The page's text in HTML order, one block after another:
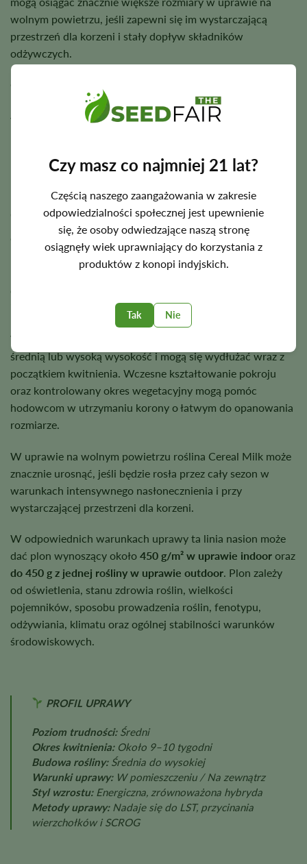
Czy masz co najmniej 21 lat?
Częścią naszego zaangażowania w zakresie
odpowiedzialności społecznej jest upewnienie
się, że osoby odwiedzające naszą stronę
osiągnęły wiek uprawniający do korzystania z
produktów z konopi indyjskich.
Tak Nie
wolnym powietrzu, jeśli zapewni się im wystarczającą
przestrzeń dla korzeni i stały dopływ składników
odżywczych.
lub w systemach hydroponicznych. Niezależnie od
wybranego podłoża, stabilna temperatura, zrównoważone
Okres kwitnienia, wysokość i potencjał plonowy
Odmiana Cereal Milk zazwyczaj kończy kwitnienie w
uprawie indoor po około
9–10 tygodniach
. Termin zbiorów
może się nieznacznie różnić w zależności od fenotypu,
dlatego dojrzałość kwiatów należy oceniać na podstawie
ich stanu, a nie kierować się wyłącznie datą kalendarzową.
W uprawie w pomieszczeniach rośliny mogą osiągać
średnią lub wysoką wysokość i mogą się wydłużać wraz z
początkiem kwitnienia. Wczesne kształtowanie pokroju
oraz kontrolowany okres wegetacyjny mogą pomóc
hodowcom w utrzymaniu korony o łatwym do opanowania
rozmiarze.
W uprawie na wolnym powietrzu roślina Cereal Milk może
znacznie urosnąć, jeśli będzie rosła przez cały sezon w
warunkach intensywnego nasłonecznienia i przy
wystarczającej przestrzeni dla korzeni.
W odpowiednich warunkach uprawy ta linia nasion może
dać plon wynoszący około 450 g/m² w uprawie indoor oraz
do 450 g z jednej rośliny w uprawie outdoor. Plon zależy
od oświetlenia, stanu zdrowia roślin, wielkości
pojemników, sposobu prowadzenia roślin, fenotypu,
odżywiania, klimatu oraz ogólnej stabilności warunków
środowiskowych.
PROFIL UPRAWY
Poziom trudności:Średni
Okres kwitnienia:Około 9–10 tygodni
Budowa rośliny:Średnia do wysokiej
Warunki uprawy:W pomieszczeniu / Na zewnątrz
Styl wzrostu:Energiczna, zrównoważona hybryda
Metody uprawy:Nadaje się do LST, przycinania
wierzchołków i SCROG